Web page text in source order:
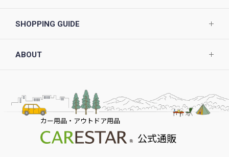
SHOPPING GUIDE
ABOUT
カー用品・アウトドア用品
公式通販